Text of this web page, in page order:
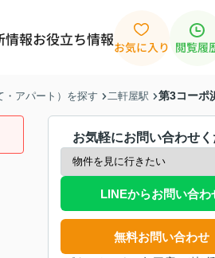
情報お役立ち情報お気に入り 閲覧履
・アパート）を探す 二軒屋駅 第3コーポ
お気軽にお問い合わせ
LINEからお問い合わ
無料お問い合わせ